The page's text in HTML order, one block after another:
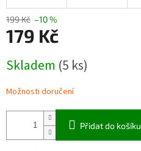
199 Kč –10 %
179 Kč
cena:
Skladem (5 ks)
Možnosti doručení
Přidat do košíku